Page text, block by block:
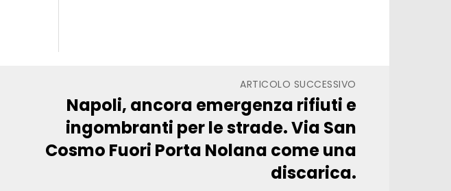
ARTICOLO SUCCESSIVO
Napoli, ancora emergenza rifiuti e
ingombranti per le strade. Via San
Cosmo Fuori Porta Nolana come una
discarica.